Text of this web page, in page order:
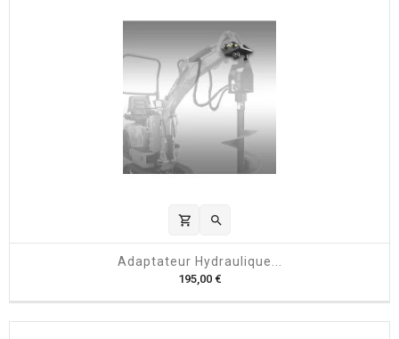
shopping_cart 
Adaptateur Hydraulique...
195,00 €P
x